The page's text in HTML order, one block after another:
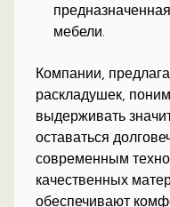
мебели.
Компании,
раскладушек,
выдерживать
оставаться
современным
качественных
обеспечивают